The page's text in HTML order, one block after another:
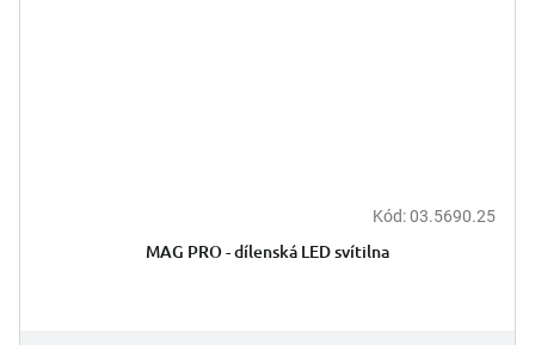
Kód:03.5690.25
MAG PRO - dílenská LED svítilna